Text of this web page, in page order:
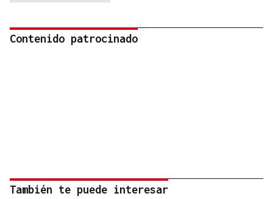
Contenido patrocinado
También te puede interesar